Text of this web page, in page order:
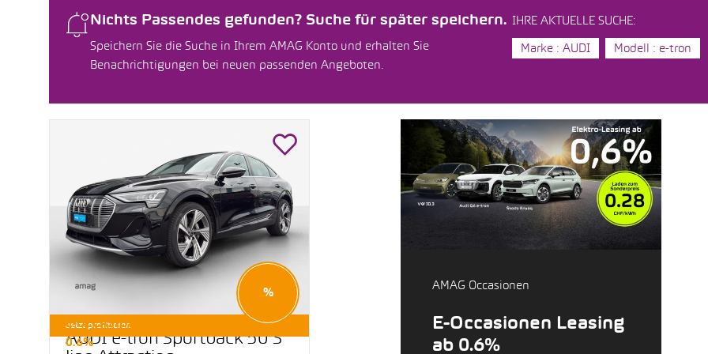
Nichts Passendes gefunden? Suche für später speichern.
Speichern Sie die Suche in Ihrem AMAG Konto und erhalten Sie
Benachrichtigungen bei neuen passenden Angeboten.
IHRE AKTUELLE SUCHE:
Marke : AUDI Modell : e-tron
Jetzt profitieren
%
E-OCCASIONEN LEASING AB
0.6%
AUDI e-tron Sportback 50 S
AMAG Occasionen
E-Occasionen Leasing
ab 0.6%